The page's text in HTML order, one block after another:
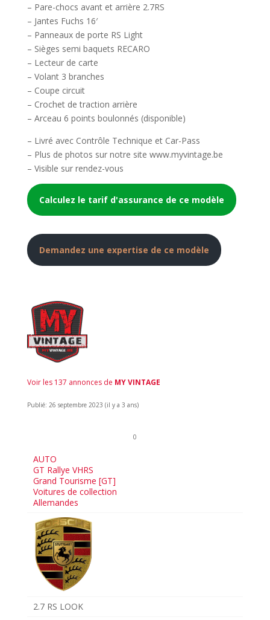
– Pare-chocs avant et arrière 2.7RS
– Jantes Fuchs 16′
– Panneaux de porte RS Light
– Sièges semi baquets RECARO
– Lecteur de carte
– Volant 3 branches
– Coupe circuit
– Crochet de traction arrière
– Arceau 6 points boulonnés (disponible)
– Livré avec Contrôle Technique et Car-Pass
– Plus de photos sur notre site www.myvintage.be
– Visible sur rendez-vous
Calculez le tarif d'assurance de ce modèle
Demandez une expertise de ce modèle
Voir les 137 annonces de MY VINTAGE
Publié: 26 septembre 2023 (il y a 3 ans)
0
AUTO
GT Rallye VHRS
Grand Tourisme [GT]
Voitures de collection
Allemandes
2.7 RS LOOK